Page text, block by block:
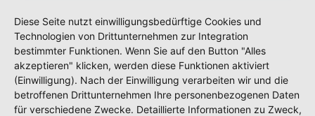
Diese Seite nutzt einwilligungsbedürftige Cookies und
Technologien von Drittunternehmen zur Integration
bestimmter Funktionen. Wenn Sie auf den Button "Alles
akzeptieren" klicken, werden diese Funktionen aktiviert
(Einwilligung). Nach der Einwilligung verarbeiten wir und die
betroffenen Drittunternehmen Ihre personenbezogenen Daten
für verschiedene Zwecke. Detaillierte Informationen zu Zweck,